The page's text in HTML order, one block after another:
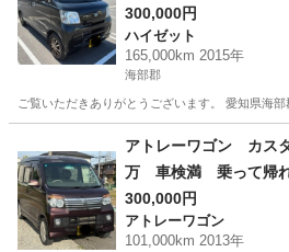
300,000円
ハイゼット
165,000km 2015年
海部郡
ご覧いただきありがとうございます。 愛知県
ハイゼット ハイゼット
アトレーワゴン カス
万 車検満 乗って帰
300,000円
アトレーワゴン
101,000km 2013年